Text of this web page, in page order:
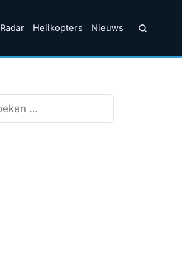
Radar Helikopters Nieuws